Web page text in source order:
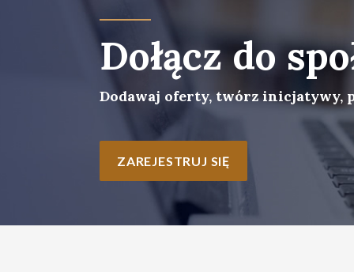
Dołącz do
Dodawaj oferty, twórz inicjatywy,
ZAREJESTRUJ SIĘ